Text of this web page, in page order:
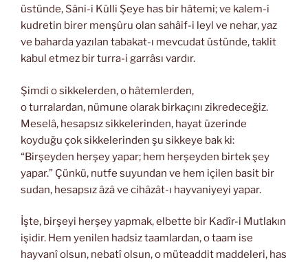
üstünde, Sâni-i Külli Şeye has bir hâtemi; ve kalem-i
kudretin birer menşûru olan sahâif-i leyl ve nehar, yaz
ve baharda yazılan tabakat-ı mevcudat üstünde, taklit
kabul etmez bir turra-i garrâsı vardır.
Şimdi o sikkelerden, o hâtemlerden,
o turralardan, nümune olarak birkaçını zikredeceğiz.
Meselâ, hesapsız sikkelerinden, hayat üzerinde
koyduğu çok sikkelerinden şu sikkeye bak ki:
“Birşeyden herşey yapar; hem herşeyden birtek şey
yapar.” Çünkü, nutfe suyundan ve hem içilen basit bir
sudan, hesapsız âzâ ve cihâzât-ı hayvaniyeyi yapar.
İşte, birşeyi herşey yapmak, elbette bir Kadîr-i Mutlakın
işidir. Hem yenilen hadsiz taamlardan, o taam ise
hayvanî olsun, nebatî olsun, o müteaddit maddeleri, has